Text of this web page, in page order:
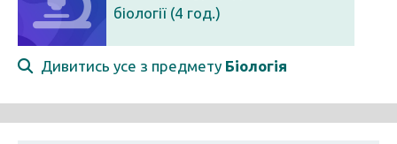
біології (4 год.)
Дивитись усе з предмету Біологія